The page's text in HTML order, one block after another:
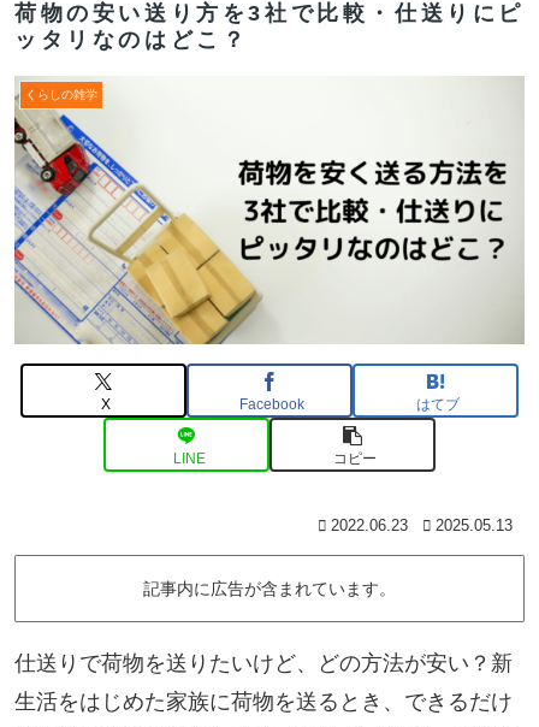
荷物の安い送り方を3社で比較・仕送りにピ
ッタリなのはどこ？
くらしの雑学
X Facebook はてブ
LINE コピー
2022.06.23 2025.05.13
記事内に広告が含まれています。
仕送りで荷物を送りたいけど、どの方法が安い？新
生活をはじめた家族に荷物を送るとき、できるだけ